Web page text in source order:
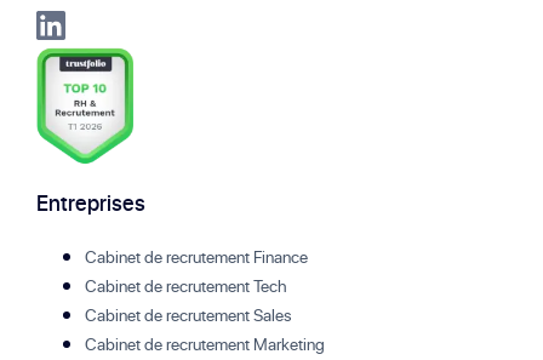
Entreprises
Cabinet de recrutement Finance
Cabinet de recrutement Tech
Cabinet de recrutement Sales
Cabinet de recrutement Marketing